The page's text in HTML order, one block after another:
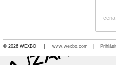
cena
© 2026 WEXBO | www.wexbo.com Prihlásiť